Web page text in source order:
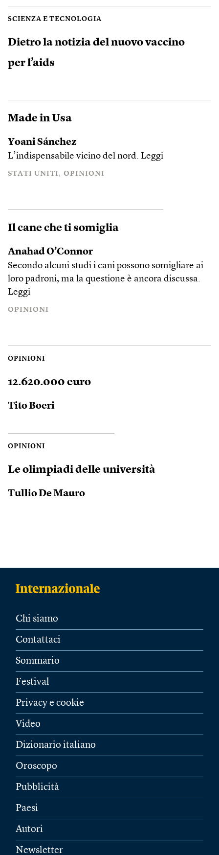
SCIENZA E TECNOLOGIA
Dietro la notizia del nuovo vaccino
per l’aids
Made in Usa
Yoani Sánchez
L’indispensabile vicino del nord. Leggi
STATI UNITI OPINIONI
Il cane che ti somiglia
Anahad O’Connor
Secondo alcuni studi i cani possono somigliare ai
loro padroni, ma la questione è ancora discussa.
Leggi
OPINIONI
OPINIONI
12.620.000 euro
Tito Boeri
OPINIONI
Le olimpiadi delle università
Tullio De Mauro
Chi siamo
Contattaci
Sommario
Festival
Privacy e cookie
Video
Dizionario italiano
Oroscopo
Pubblicità
Paesi
Autori
Newsletter